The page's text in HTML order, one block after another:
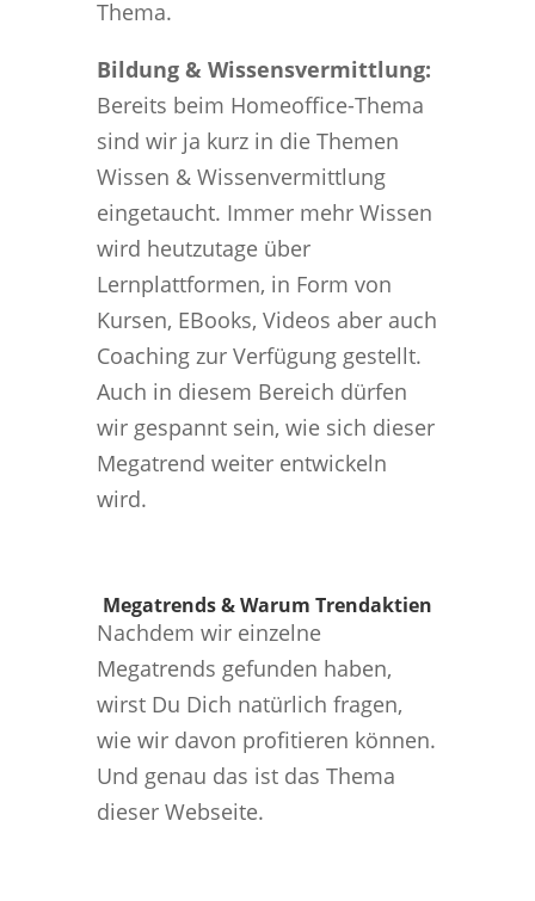
Thema.
Bildung & Wissensvermittlung:
Bereits beim Homeoffice-Thema
sind wir ja kurz in die Themen
Wissen & Wissenvermittlung
eingetaucht. Immer mehr Wissen
wird heutzutage über
Lernplattformen, in Form von
Kursen, EBooks, Videos aber auch
Coaching zur Verfügung gestellt.
Auch in diesem Bereich dürfen
wir gespannt sein, wie sich dieser
Megatrend weiter entwickeln
wird.
Megatrends & Warum Trendaktien
Nachdem wir einzelne
Megatrends gefunden haben,
wirst Du Dich natürlich fragen,
wie wir davon profitieren können.
Und genau das ist das Thema
dieser Webseite.